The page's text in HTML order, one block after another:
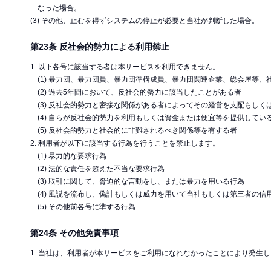
なった場合。
(3) その他、止むを得ずシステムの停止が必要と当社が判断した場合。
第23条 反社会的勢力による利用禁止
1. 以下各号に該当する者は本サービスを利用できません。
(1) 暴力団、暴力団員、暴力団準構成員、暴力団関連企業、総会屋等
(2) 過去5年間において、反社会的勢力に該当したことがある者
(3) 反社会的勢力と密接な関係がある者によってその経営を支配もしく
(4) 自らが反社会的勢力を利用もしくは資金または便宜等を提供してい
(5) 反社会的勢力と社会的に非難されるべき関係等を有する者
2. 利用者が以下に該当する行為を行うことを禁止します。
(1) 暴力的な要求行為
(2) 法的な責任を超えた不当な要求行為
(3) 取引に関して、脅迫的な言動をし、または暴力を用いる行為
(4) 風説を流布し、偽計もしくは威力を用いて当社もしくは第三者の
(5) その他前各号に準する行為
第24条 その他免責事項
1. 当社は、利用者が本サービスをご利用になれなかったことにより発生